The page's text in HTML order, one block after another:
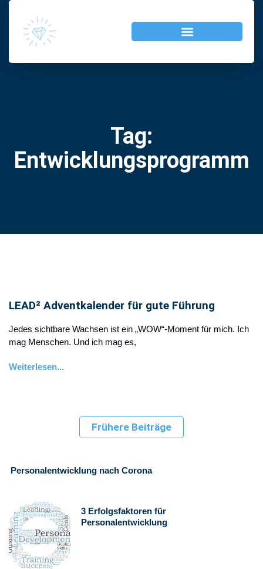
Tag:
Entwicklungsprogramm
LEAD² Adventkalender für gute Führung
Jedes sichtbare Wachsen ist ein „WOW“-Moment für mich. Ich
mag Menschen. Und ich mag es,
Weiterlesen...
Frühere Beiträge
Personalentwicklung nach Corona
3 Erfolgsfaktoren für
Personalentwicklung